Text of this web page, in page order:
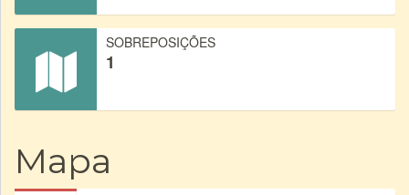
SOBREPOSIÇÕES
1
Mapa